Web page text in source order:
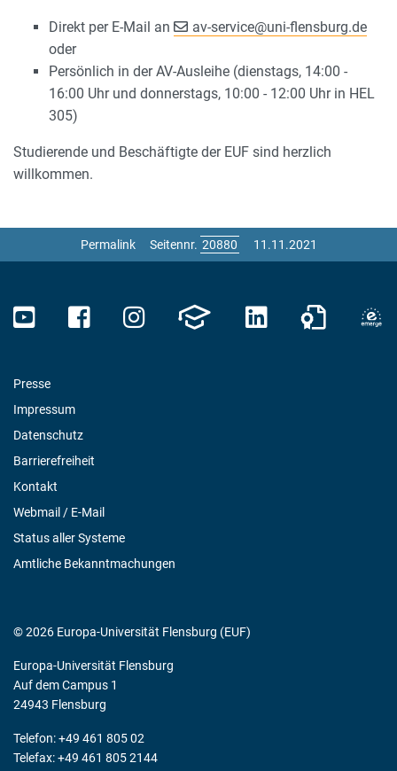
Direkt per E-Mail an av-service@uni-flensburg.de
oder
Persönlich in der AV-Ausleihe (dienstags, 14:00 -
16:00 Uhr und donnerstags, 10:00 - 12:00 Uhr in HEL
305)
Studierende und Beschäftigte der EUF sind herzlich
willkommen.
Permalink Seitennr. 11.11.2021
Presse
Impressum
Datenschutz
Barrierefreiheit
Kontakt
Webmail / E-Mail
Status aller Systeme
Amtliche Bekanntmachungen
© 2026 Europa-Universität Flensburg (EUF)
Europa-Universität Flensburg
Auf dem Campus 1
24943 Flensburg
Telefon: +49 461 805 02
Telefax: +49 461 805 2144